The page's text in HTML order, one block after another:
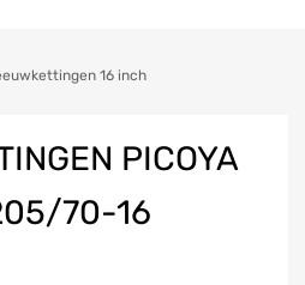
16 inch
PICOYA
70-16